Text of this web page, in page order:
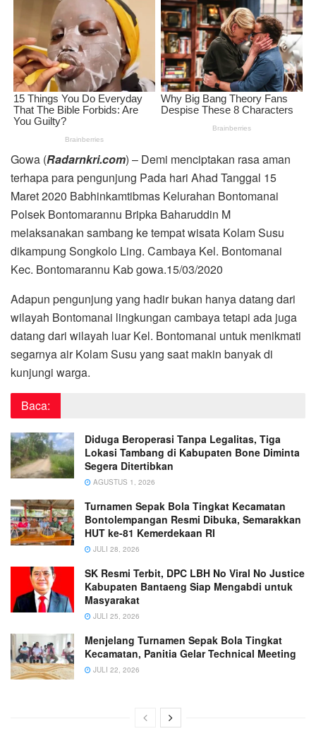
Gowa (Radarnkri.com) – Demi menciptakan rasa aman
terhapa para pengunjung Pada hari Ahad Tanggal 15
Maret 2020 Babhinkamtibmas Kelurahan Bontomanai
Polsek Bontomarannu Bripka Baharuddin M
melaksanakan sambang ke tempat wisata Kolam Susu
dikampung Songkolo Ling. Cambaya Kel. Bontomanai
Kec. Bontomarannu Kab gowa.15/03/2020
Adapun pengunjung yang hadir bukan hanya datang dari
wilayah Bontomanai lingkungan cambaya tetapi ada juga
datang dari wilayah luar Kel. Bontomanai untuk menikmati
segarnya air Kolam Susu yang saat makin banyak di
kunjungi warga.
Baca:
Diduga Beroperasi Tanpa Legalitas, Tiga
Lokasi Tambang di Kabupaten Bone Diminta
Segera Ditertibkan
AGUSTUS 1, 2026
Turnamen Sepak Bola Tingkat Kecamatan
Bontolempangan Resmi Dibuka, Semarakkan
HUT ke-81 Kemerdekaan RI
JULI 28, 2026
SK Resmi Terbit, DPC LBH No Viral No Justice
Kabupaten Bantaeng Siap Mengabdi untuk
Masyarakat
JULI 25, 2026
Menjelang Turnamen Sepak Bola Tingkat
Kecamatan, Panitia Gelar Technical Meeting
JULI 22, 2026